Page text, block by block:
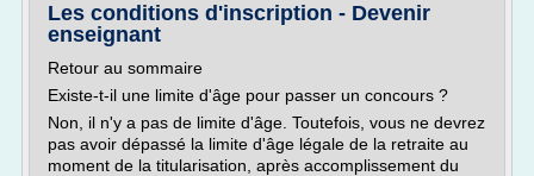
Les conditions d'inscription - Devenir
enseignant
Retour au sommaire
Existe-t-il une limite d'âge pour passer un concours ?
Non, il n'y a pas de limite d'âge. Toutefois, vous ne devrez
pas avoir dépassé la limite d'âge légale de la retraite au
moment de la titularisation, après accomplissement du